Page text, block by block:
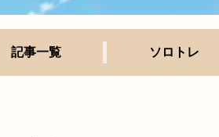
記事一覧 ソロトレ